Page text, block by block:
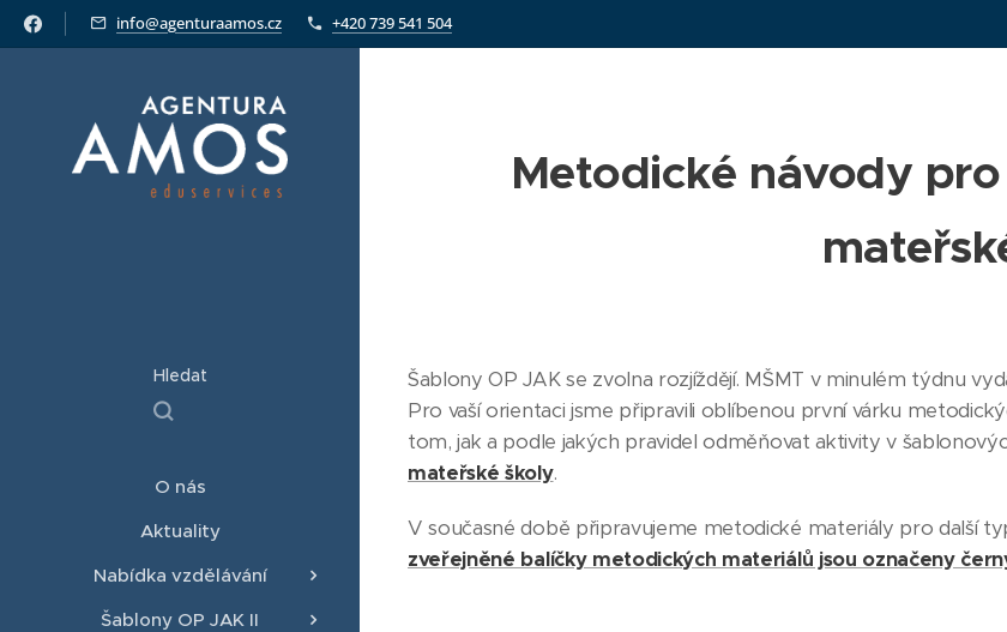
info@agenturaamos.cz +420 739 541 504
Hledat
O nás
Aktuality
Nabídka vzdělávání
Šablony OP JAK II
Metodické návody
Šablony OP JAK se zvolna rozjíždějí. MŠMT v minulém týdnu
Pro vaší orientaci jsme připravili oblíbenou první várku
tom, jak a podle jakých pravidel odměňovat aktivity v
mateřské školy.
V současné době připravujeme metodické materiály pro další
zveřejněné balíčky metodických materiálů jsou označeny